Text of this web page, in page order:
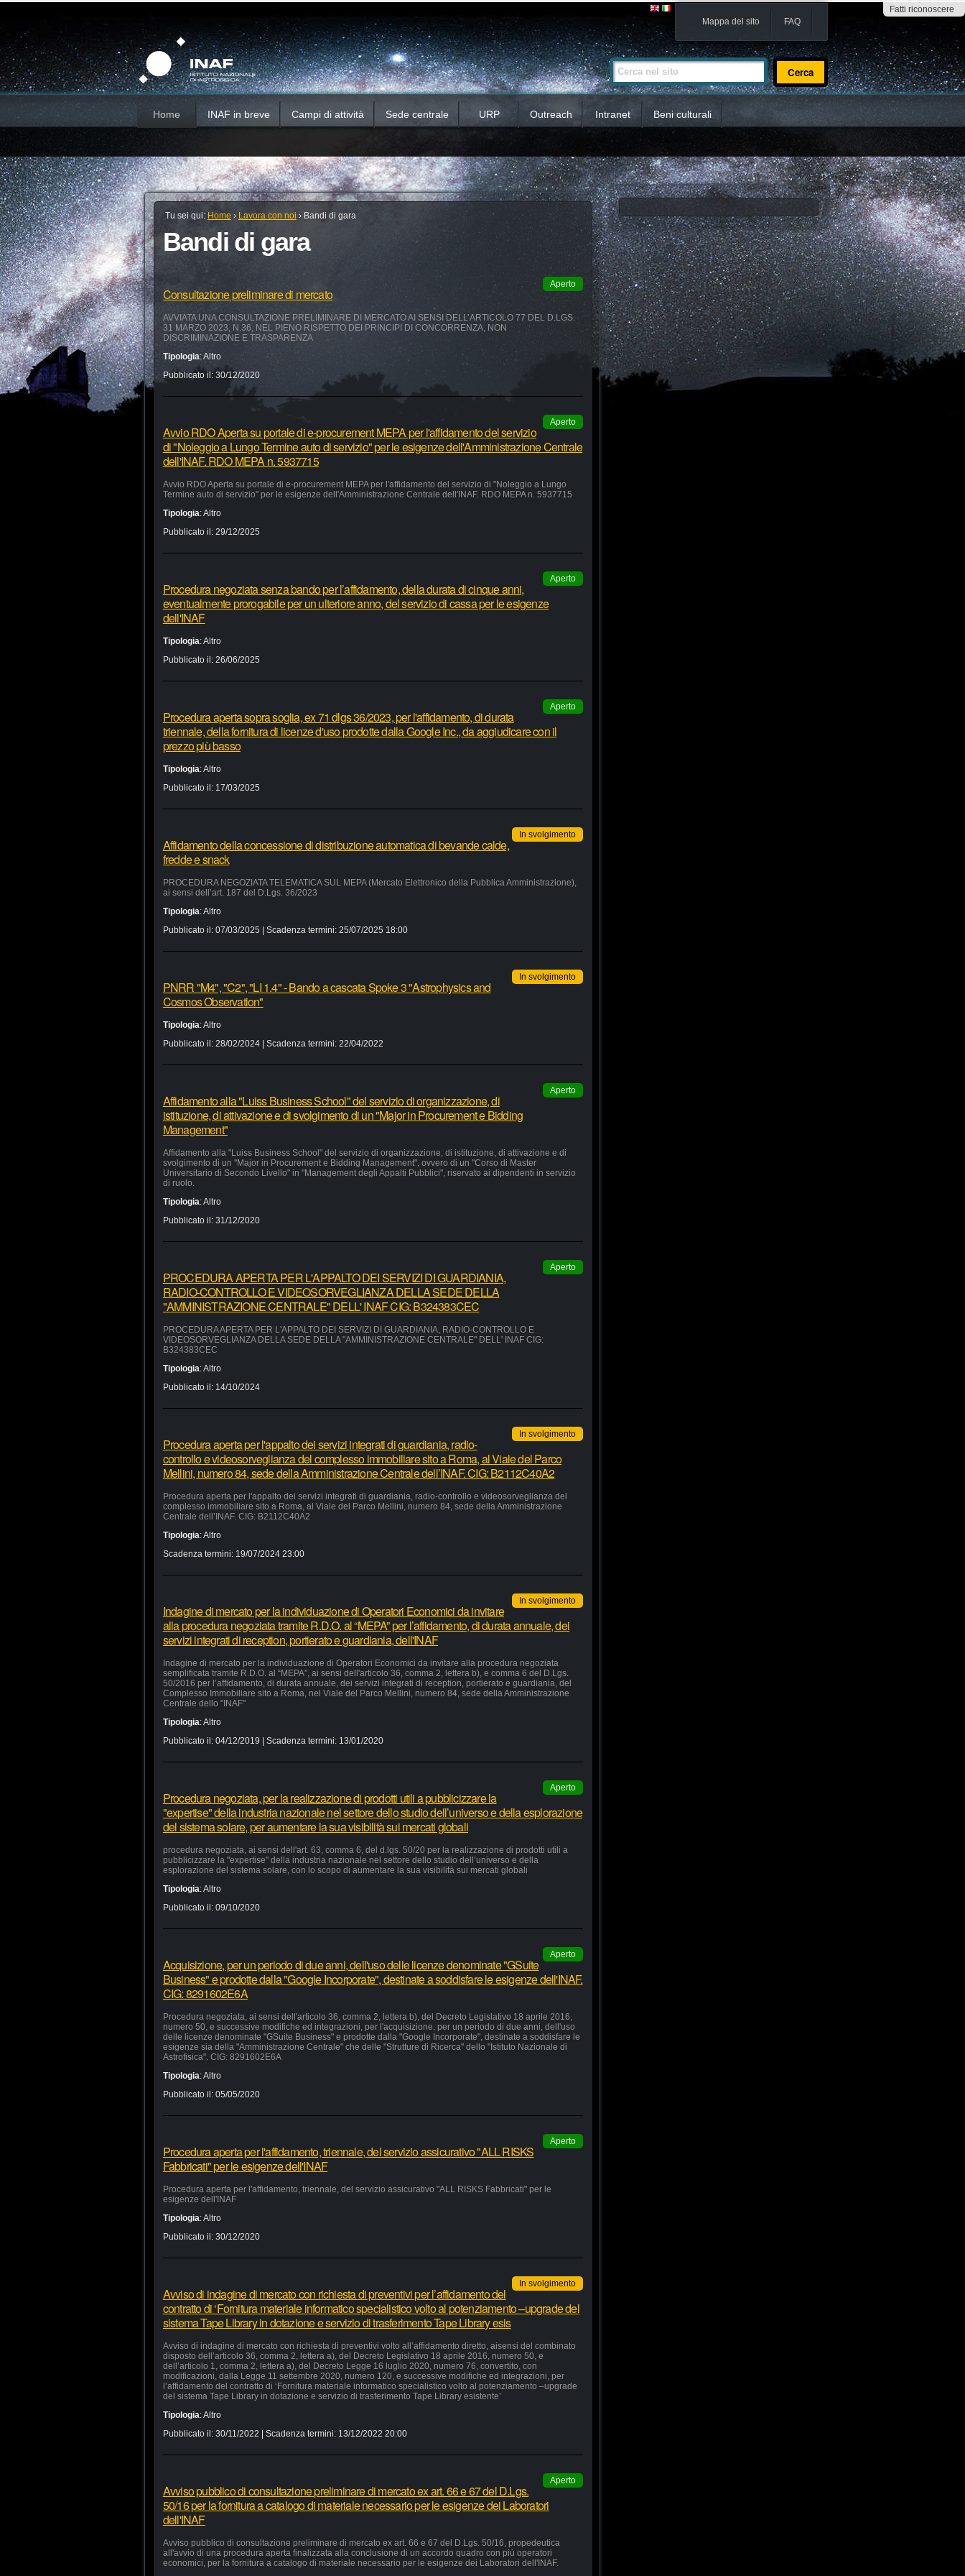
Fatti riconoscere
contenuti.
Salta
alla
navigazione
Mappa del sito FAQ
Cerca nel sito
Ricerca
avanzata…
Home INAF in breve Campi di attività Sede centrale URP Outreach Intranet Beni culturali
Tu sei qui: Home › Lavora con noi › Bandi di gara
Bandi di gara
Aperto
Consultazione preliminare di mercato
AVVIATA UNA CONSULTAZIONE PRELIMINARE DI MERCATO AI SENSI DELL’ARTICOLO 77 DEL D.LGS.
31 MARZO 2023, N.36, NEL PIENO RISPETTO DEI PRINCIPI DI CONCORRENZA, NON
DISCRIMINAZIONE E TRASPARENZA
Tipologia:Altro
Pubblicato il: 30/12/2020
Aperto
Avvio RDO Aperta su portale di e-procurement MEPA per l'affidamento del servizio
di "Noleggio a Lungo Termine auto di servizio" per le esigenze dell'Amministrazione Centrale
dell'INAF. RDO MEPA n. 5937715
Avvio RDO Aperta su portale di e-procurement MEPA per l'affidamento del servizio di "Noleggio a Lungo
Termine auto di servizio" per le esigenze dell'Amministrazione Centrale dell'INAF. RDO MEPA n. 5937715
Tipologia:Altro
Pubblicato il: 29/12/2025
Aperto
Procedura negoziata senza bando per l’affidamento, della durata di cinque anni,
eventualmente prorogabile per un ulteriore anno, del servizio di cassa per le esigenze
dell'INAF
Tipologia:Altro
Pubblicato il: 26/06/2025
Aperto
Procedura aperta sopra soglia, ex 71 dlgs 36/2023, per l'affidamento, di durata
triennale, della fornitura di licenze d'uso prodotte dalla Google Inc., da aggiudicare con il
prezzo più basso
Tipologia:Altro
Pubblicato il: 17/03/2025
In svolgimento
Affidamento della concessione di distribuzione automatica di bevande calde,
fredde e snack
PROCEDURA NEGOZIATA TELEMATICA SUL MEPA (Mercato Elettronico della Pubblica Amministrazione),
ai sensi dell’art. 187 del D.Lgs. 36/2023
Tipologia:Altro
Pubblicato il: 07/03/2025 | Scadenza termini: 25/07/2025 18:00
In svolgimento
PNRR "M4", "C2", "LI 1.4" - Bando a cascata Spoke 3 "Astrophysics and
Cosmos Observation"
Tipologia:Altro
Pubblicato il: 28/02/2024| Scadenza termini: 22/04/2022
Aperto
Affidamento alla "Luiss Business School" del servizio di organizzazione, di
istituzione, di attivazione e di svolgimento di un "Major in Procurement e Bidding
Management"
Affidamento alla "Luiss Business School" del servizio di organizzazione, di istituzione, di attivazione e di
svolgimento di un "Major in Procurement e Bidding Management", ovvero di un "Corso di Master
Universitario di Secondo Livello" in "Management degli Appalti Pubblici", riservato ai dipendenti in servizio
di ruolo.
Tipologia:Altro
Pubblicato il: 31/12/2020
Aperto
PROCEDURA APERTA PER L'APPALTO DEI SERVIZI DI GUARDIANIA,
RADIO-CONTROLLO E VIDEOSORVEGLIANZA DELLA SEDE DELLA
"AMMINISTRAZIONE CENTRALE" DELL' INAF CIG: B324383CEC
PROCEDURA APERTA PER L'APPALTO DEI SERVIZI DI GUARDIANIA, RADIO-CONTROLLO E
VIDEOSORVEGLIANZA DELLA SEDE DELLA "AMMINISTRAZIONE CENTRALE" DELL' INAF CIG:
B324383CEC
Tipologia:Altro
Pubblicato il: 14/10/2024
In svolgimento
Procedura aperta per l'appalto dei servizi integrati di guardiania, radio-
controllo e videosorveglianza del complesso immobiliare sito a Roma, al Viale del Parco
Mellini, numero 84, sede della Amministrazione Centrale dell’INAF. CIG: B2112C40A2
Procedura aperta per l'appalto dei servizi integrati di guardiania, radio-controllo e videosorveglianza del
complesso immobiliare sito a Roma, al Viale del Parco Mellini, numero 84, sede della Amministrazione
Centrale dell’INAF. CIG: B2112C40A2
Tipologia:Altro
Scadenza termini: 19/07/2024 23:00
In svolgimento
Indagine di mercato per la individuazione di Operatori Economici da invitare
alla procedura negoziata tramite R.D.O. al “MEPA” per l’affidamento, di durata annuale, dei
servizi integrati di reception, portierato e guardiania, dell'INAF
Indagine di mercato per la individuazione di Operatori Economici da invitare alla procedura negoziata
semplificata tramite R.D.O. al “MEPA”, ai sensi dell'articolo 36, comma 2, lettera b), e comma 6 del D.Lgs.
50/2016 per l’affidamento, di durata annuale, dei servizi integrati di reception, portierato e guardiania, del
Complesso Immobiliare sito a Roma, nel Viale del Parco Mellini, numero 84, sede della Amministrazione
Centrale dello "INAF"
Tipologia:Altro
Pubblicato il: 04/12/2019 | Scadenza termini: 13/01/2020
Aperto
Procedura negoziata, per la realizzazione di prodotti utili a pubblicizzare la
"expertise" della industria nazionale nel settore dello studio dell’universo e della esplorazione
del sistema solare, per aumentare la sua visibilità sui mercati globali
procedura negoziata, ai sensi dell'art. 63, comma 6, del d.lgs. 50/20 per la realizzazione di prodotti utili a
pubblicizzare la "expertise" della industria nazionale nel settore dello studio dell’universo e della
esplorazione del sistema solare, con lo scopo di aumentare la sua visibilità sui mercati globali
Tipologia:Altro
Pubblicato il: 09/10/2020
Aperto
Acquisizione, per un periodo di due anni, dell'uso delle licenze denominate "GSuite
Business" e prodotte dalla "Google Incorporate", destinate a soddisfare le esigenze dell'INAF.
CIG: 8291602E6A
Procedura negoziata, ai sensi dell'articolo 36, comma 2, lettera b), del Decreto Legislativo 18 aprile 2016,
numero 50, e successive modifiche ed integrazioni, per l'acquisizione, per un periodo di due anni, dell'uso
delle licenze denominate "GSuite Business" e prodotte dalla "Google Incorporate", destinate a soddisfare le
esigenze sia della "Amministrazione Centrale" che delle "Strutture di Ricerca" dello "Istituto Nazionale di
Astrofisica". CIG: 8291602E6A
Tipologia:Altro
Pubblicato il: 05/05/2020
Aperto
Procedura aperta per l'affidamento, triennale, del servizio assicurativo "ALL RISKS
Fabbricati" per le esigenze dell'INAF
Procedura aperta per l'affidamento, triennale, del servizio assicurativo "ALL RISKS Fabbricati" per le
esigenze dell'INAF
Tipologia:Altro
Pubblicato il: 30/12/2020
In svolgimento
Avviso di indagine di mercato con richiesta di preventivi per l’affidamento del
contratto di ‘Fornitura materiale informatico specialistico volto al potenziamento –upgrade del
sistema Tape Library in dotazione e servizio di trasferimento Tape Library esis
Avviso di indagine di mercato con richiesta di preventivi volto all’affidamento diretto, aisensi del combinato
disposto dell’articolo 36, comma 2, lettera a), del Decreto Legislativo 18 aprile 2016, numero 50, e
dell’articolo 1, comma 2, lettera a), del Decreto Legge 16 luglio 2020, numero 76, convertito, con
modificazioni, dalla Legge 11 settembre 2020, numero 120, e successive modifiche ed integrazioni, per
l’affidamento del contratto di ‘Fornitura materiale informatico specialistico volto al potenziamento –upgrade
del sistema Tape Library in dotazione e servizio di trasferimento Tape Library esistente’
Tipologia:Altro
Pubblicato il: 30/11/2022 | Scadenza termini: 13/12/2022 20:00
Aperto
Avviso pubblico di consultazione preliminare di mercato ex art. 66 e 67 del D.Lgs.
50/16 per la fornitura a catalogo di materiale necessario per le esigenze dei Laboratori
dell'INAF
Avviso pubblico di consultazione preliminare di mercato ex art. 66 e 67 del D.Lgs. 50/16, propedeutica
all'avvio di una procedura aperta finalizzata alla conclusione di un accordo quadro con più operatori
economici, per la fornitura a catalogo di materiale necessario per le esigenze dei Laboratori dell'INAF.